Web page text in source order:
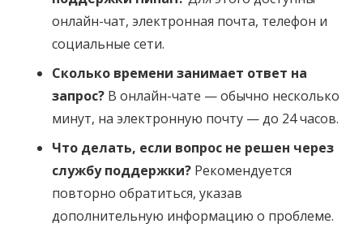
онлайн-чат, электронная почта, телефон и
социальные сети.
Сколько времени занимает ответ на
запрос? В онлайн-чате — обычно несколько
минут, на электронную почту — до 24 часов.
Что делать, если вопрос не решен через
службу поддержки? Рекомендуется
повторно обратиться, указав
дополнительную информацию о проблеме.